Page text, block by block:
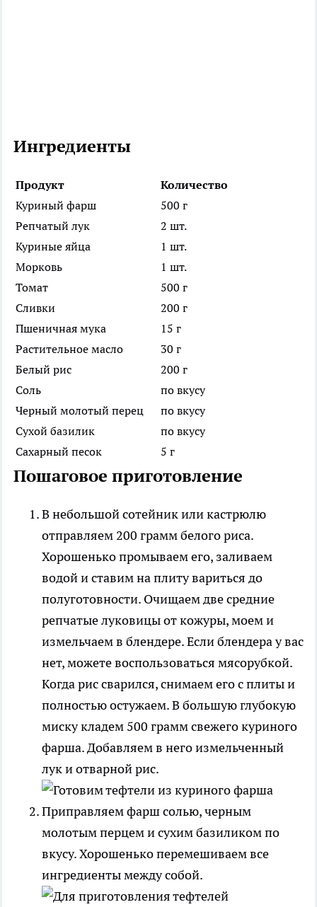
Ингредиенты
Продукт
Количество
Куриный фарш
500 г
Репчатый лук
2 шт.
Куриные яйца
1 шт.
Морковь
1 шт.
Томат
500 г
Сливки
200 г
Пшеничная мука
15 г
Растительное масло
30 г
Белый рис
200 г
Соль
по вкусу
Черный молотый перец
по вкусу
Сухой базилик
по вкусу
Сахарный песок
5 г
Пошаговое приготовление
В небольшой сотейник или кастрюлю
отправляем 200 грамм белого риса.
Хорошенько промываем его, заливаем
водой и ставим на плиту вариться до
полуготовности. Очищаем две средние
репчатые луковицы от кожуры, моем и
измельчаем в блендере. Если блендера у вас
нет, можете воспользоваться мясорубкой.
Когда рис сварился, снимаем его с плиты и
полностью остужаем. В большую глубокую
миску кладем 500 грамм свежего куриного
фарша. Добавляем в него измельченный
лук и отварной рис.
Приправляем фарш солью, черным
молотым перцем и сухим базиликом по
вкусу. Хорошенько перемешиваем все
ингредиенты между собой.